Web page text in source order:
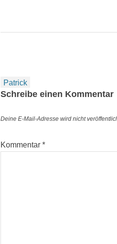
Beitragsnavigation
Patrick
Schreibe einen Kommentar
Deine E-Mail-Adresse wird nicht
Kommentar *